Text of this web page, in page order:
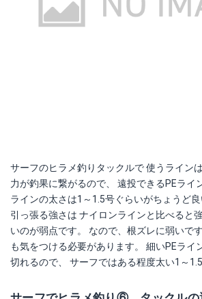
サーフのヒラメ釣りタックルで 使うライン
力が釣果に繋がるので、 遠投できるPEライ
ラインの太さは1～1.5号ぐらいがちょうど
引っ張る強さは ナイロンラインと比べると
いのが弱点です。 なので、根ズレに弱いで
も気をつける必要があります。 細いPEライ
切れるので、 サーフではある程度太い1～